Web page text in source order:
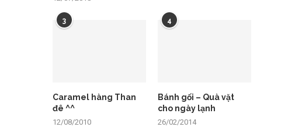
3
Caramel hàng Than
đê ^^
12/08/2010
4
Bánh gối – Quà vặt
cho ngày lạnh
26/02/2014